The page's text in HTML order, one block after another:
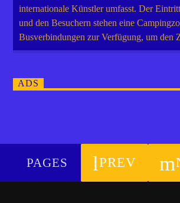
internationale Künstler umfasst. Der
und den Besuchern stehen eine
Busverbindungen zur Verfügung, um
ADS
PAGES PREV